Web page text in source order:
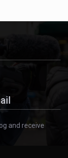
and receive